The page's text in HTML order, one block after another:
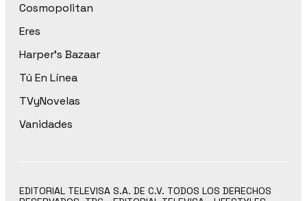
Cosmopolitan
Eres
Harper’s Bazaar
Tú En Línea
TVyNovelas
Vanidades
EDITORIAL TELEVISA S.A. DE C.V. TODOS LOS DERECHOS